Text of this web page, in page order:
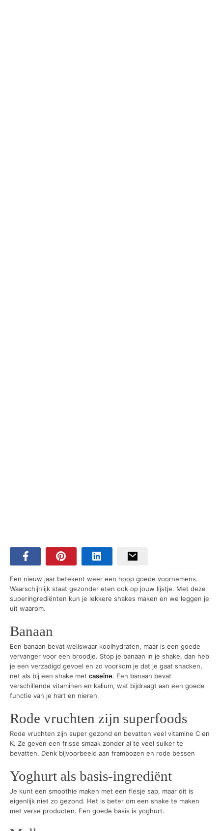
Een nieuw jaar betekent weer een hoop goede voornemens.
Waarschijnlijk staat gezonder eten ook op jouw lijstje. Met deze
superingrediënten kun je lekkere shakes maken en we leggen je
uit waarom.
Banaan
Een banaan bevat weliswaar koolhydraten, maar is een goede
vervanger voor een broodje. Stop je banaan in je shake, dan heb
je een verzadigd gevoel en zo voorkom je dat je gaat snacken,
net als bij een shake met caseïne. Een banaan bevat
verschillende vitaminen en kalium, wat bijdraagt aan een goede
functie van je hart en nieren.
Rode vruchten zijn superfoods
Rode vruchten zijn super gezond en bevatten veel vitamine C en
K. Ze geven een frisse smaak zonder al te veel suiker te
bevatten. Denk bijvoorbeeld aan frambozen en rode bessen
Yoghurt als basis-ingrediënt
Je kunt een smoothie maken met een flesje sap, maar dit is
eigenlijk niet zo gezond. Het is beter om een shake te maken
met verse producten. Een goede basis is yoghurt.